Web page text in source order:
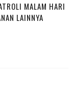
MALAM HARI
LAINNYA